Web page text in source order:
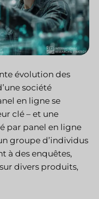
évolution des
société
en ligne se
clé – et une
par panel en ligne
groupe d’individus
à des enquêtes,
divers produits,